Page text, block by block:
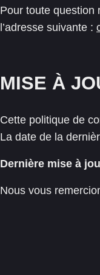
Pour toute question
l’adresse suivante :
MISE À
Cette politique de
La date de la
Dernière mise à
Nous vous